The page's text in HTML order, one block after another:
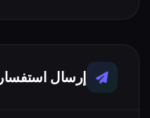
إرسال استفسار